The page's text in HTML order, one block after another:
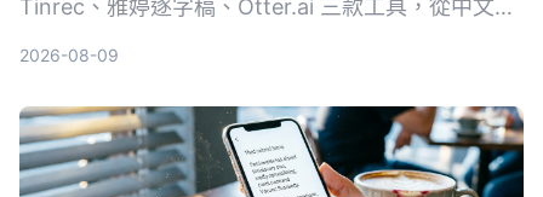
Tinrec、雅婷逐字稿、Otter.ai 三款工具，從中文辨
庫。
2026-08-09